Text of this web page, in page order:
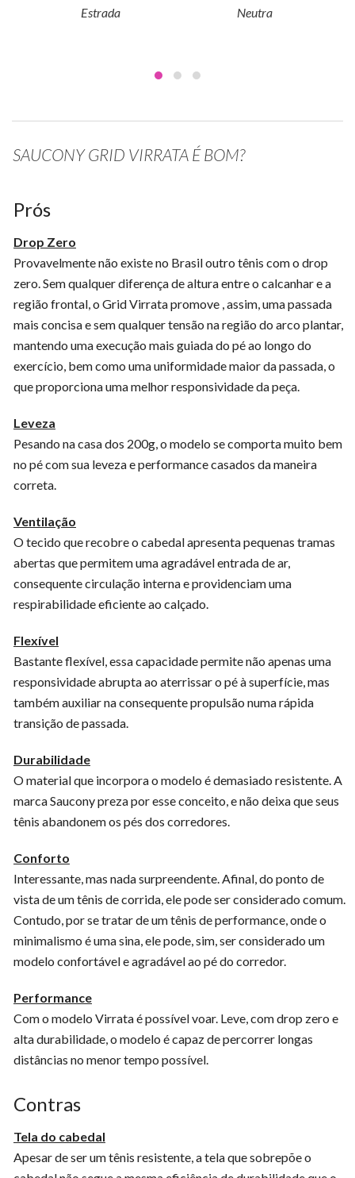
Estrada
Neutra
SAUCONY GRID VIRRATA É BOM?
Prós
Drop Zero
Provavelmente não existe no Brasil outro tênis com o drop
zero. Sem qualquer diferença de altura entre o calcanhar e a
região frontal, o Grid Virrata promove , assim, uma passada
mais concisa e sem qualquer tensão na região do arco plantar,
mantendo uma execução mais guiada do pé ao longo do
exercício, bem como uma uniformidade maior da passada, o
que proporciona uma melhor responsividade da peça.
Leveza
Pesando na casa dos 200g, o modelo se comporta muito bem
no pé com sua leveza e performance casados da maneira
correta.
Ventilação
O tecido que recobre o cabedal apresenta pequenas tramas
abertas que permitem uma agradável entrada de ar,
consequente circulação interna e providenciam uma
respirabilidade eficiente ao calçado.
Flexível
Bastante flexível, essa capacidade permite não apenas uma
responsividade abrupta ao aterrissar o pé à superfície, mas
também auxiliar na consequente propulsão numa rápida
transição de passada.
Durabilidade
O material que incorpora o modelo é demasiado resistente. A
marca Saucony preza por esse conceito, e não deixa que seus
tênis abandonem os pés dos corredores.
Conforto
Interessante, mas nada surpreendente. Afinal, do ponto de
vista de um tênis de corrida, ele pode ser considerado comum.
Contudo, por se tratar de um tênis de performance, onde o
minimalismo é uma sina, ele pode, sim, ser considerado um
modelo confortável e agradável ao pé do corredor.
Performance
Com o modelo Virrata é possível voar. Leve, com drop zero e
alta durabilidade, o modelo é capaz de percorrer longas
distâncias no menor tempo possível.
Contras
Tela do cabedal
Apesar de ser um tênis resistente, a tela que sobrepõe o